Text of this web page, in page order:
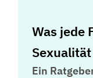
Was jede
Ein